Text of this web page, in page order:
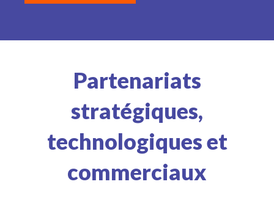
Partenariats
stratégiques,
technologiques et
commerciaux